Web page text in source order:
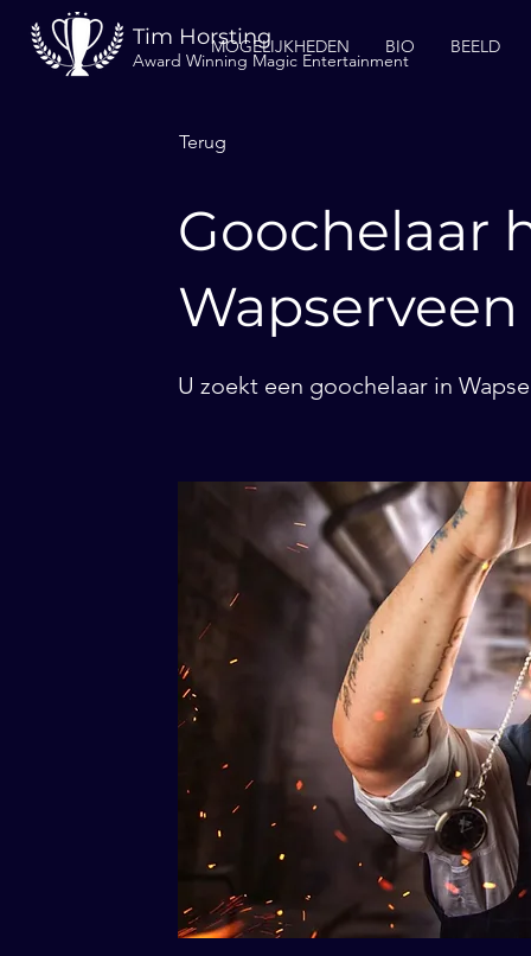
Tim Horsting
Award Winning Magic Entertainment
MOGELIJKHEDEN BIO BEELD
Terug
Goochelaar
Wapserveen
U zoekt een goochelaar in